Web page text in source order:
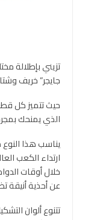
تزيني بإطلالة
جايجر” خريف وشتاء 2018 للأحذية ذات
حيث تتميز كل
الذي يمنحك
يناسب هذا النوع
ارتداء الكعب
خلال أوقات
عن أحذية
تتنوع ألوان